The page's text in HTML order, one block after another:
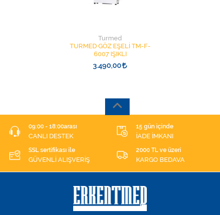
Turmed
TURMED GÖZ EŞELİ TM-F-
6007 IŞIKLI
3.490,00
09:00 - 18:00arası
CANLI DESTEK
15 gün içinde
İADE İMKANI
SSL sertifikası ile
GÜVENLİ ALIŞVERİŞ
2000 TL ve üzeri
KARGO BEDAVA